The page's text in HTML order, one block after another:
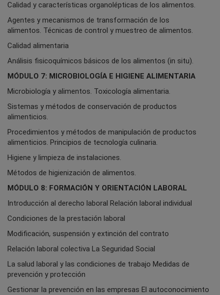
Calidad y características organolépticas de los alimentos.
Agentes y mecanismos de transformación de los
alimentos. Técnicas de control y muestreo de alimentos.
Calidad alimentaria
Análisis fisicoquímicos básicos de los alimentos (in situ).
MÓDULO 7: MICROBIOLOGÍA E HIGIENE ALIMENTARIA
Microbiología y alimentos. Toxicología alimentaria.
Sistemas y métodos de conservación de productos
alimenticios.
Procedimientos y métodos de manipulación de productos
alimenticios. Principios de tecnología culinaria.
Higiene y limpieza de instalaciones.
Métodos de higienización de alimentos.
MÓDULO 8: FORMACIÓN Y ORIENTACIÓN LABORAL
Introducción al derecho laboral Relación laboral individual
Condiciones de la prestación laboral
Modificación, suspensión y extinción del contrato
Relación laboral colectiva La Seguridad Social
La salud laboral y las condiciones de trabajo Medidas de
prevención y protección
Gestionar la prevención en las empresas El autoconocimiento